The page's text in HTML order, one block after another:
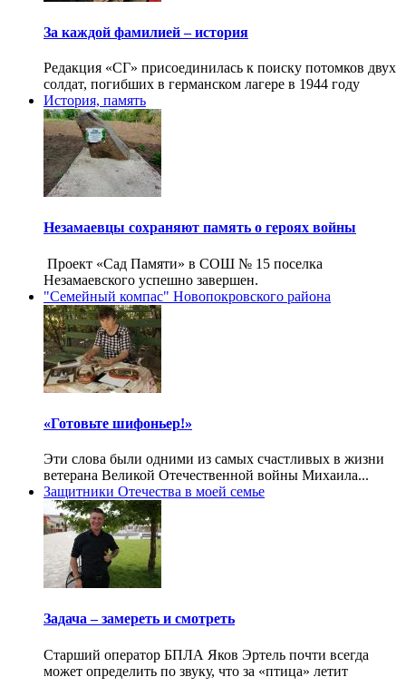
За каждой фамилией – история
Редакция «СГ» присоединилась к поиску потомков двух
солдат, погибших в германском лагере в 1944 году
История, память
Незамаевцы сохраняют память о героях войны
Проект «Сад Памяти» в СОШ № 15 поселка
Незамаевского успешно завершен.
"Семейный компас" Новопокровского района
«Готовьте шифоньер!»
Эти слова были одними из самых счастливых в жизни
ветерана Великой Отечественной войны Михаила...
Защитники Отечества в моей семье
Задача – замереть и смотреть
Старший оператор БПЛА Яков Эртель почти всегда
может определить по звуку, что за «птица» летит